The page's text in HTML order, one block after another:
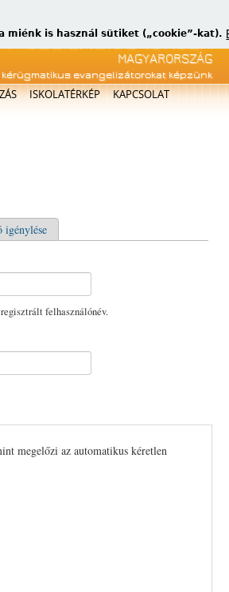
miénk is használ sütiket („cookie”-kat).
kérügmatikus evangelizátorokat képzünk
ISKOLATÉRKÉP KAPCSOLAT
igénylése
felhasználónév.
megelőzi az automatikus kéretlen